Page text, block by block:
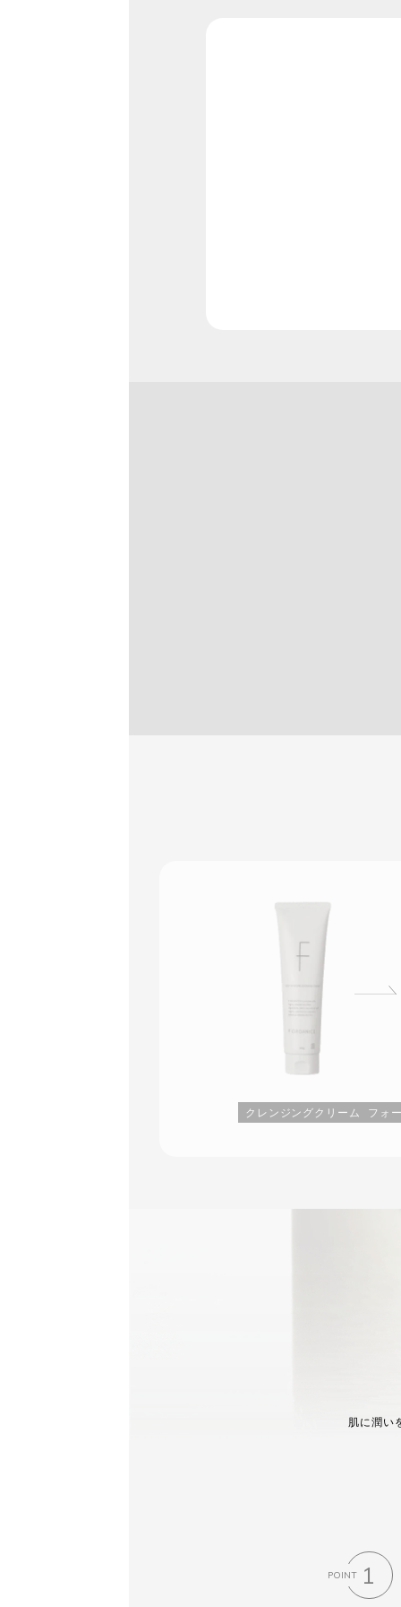
クレンジングクリーム フォ
肌に潤い
POINT 1